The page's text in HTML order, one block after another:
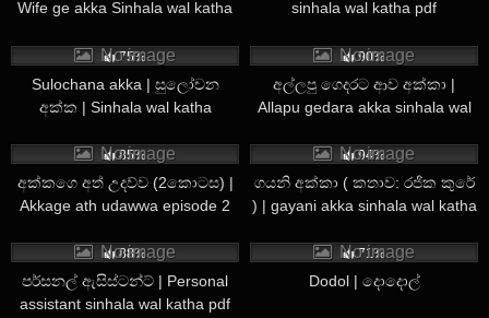
ගියා.
වැළඳගෙන පිලිගත්ත. “වරුණ පුතා කොහොමද?”
“ නිවාඩුවෙ සෙල්ලම් කරනව ඇති හොඳ? ” “නෑ නැන්දෙ. හරි
Wife ge akka Sinhala wal katha
sinhala wal katha pdf
No image
75%
Sulochana akka | සුලෝචන
අක්ක | Sinhala wal katha
No image
90%
අල්ලපු ගෙදරට ආව අක්කා |
Allapu gedara akka sinhala wal
No image
85%
අක්කගෙ අත් උදව්ව (2කොටස) |
Akkage ath udawwa episode 2
No image
94%
ගයනි අක්කා ( කතාව: රජික කුරේ
) | gayani akka sinhala wal katha
No image
88%
පර්සනල් ඇසිස්ටන්ට් | Personal
assistant sinhala wal katha pdf
No image
71%
Dodol | දොදොල්